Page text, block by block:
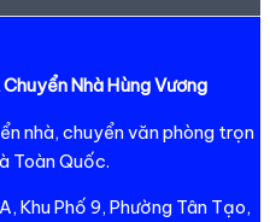
Nhà Hùng Vương
nhà, chuyển văn phòng trọn
Toàn Quốc.
Khu Phố 9, Phường Tân Tạo,